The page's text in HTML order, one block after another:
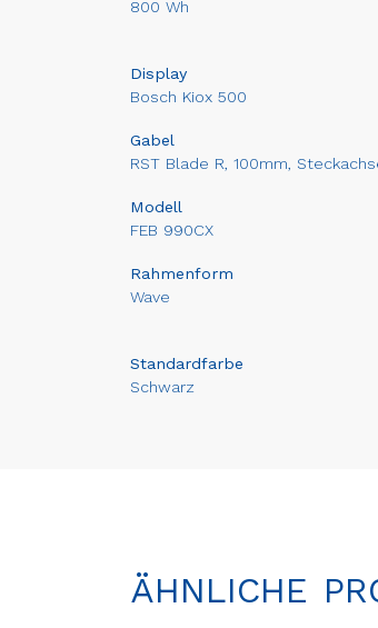
800 Wh
Display
Bosch Kiox 500
Gabel
RST Blade R, 100mm,
Modell
FEB 990CX
Rahmenform
Wave
Standardfarbe
Schwarz
ÄHNLICHE